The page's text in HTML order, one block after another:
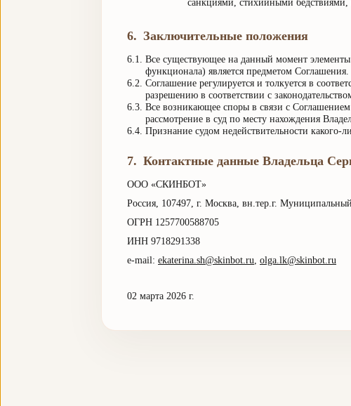
санкциями, стихийными бедствиями,
6. Заключительные положения
6.1. Все существующее на данный момент элементы
функционала) является предметом Соглашения.
6.2. Соглашение регулируется и толкуется в
разрешению в соответствии с
6.3. Все возникающее споры в связи с Соглашением
рассмотрение в суд по месту нахождения
6.4. Признание судом недействительности какого-
7. Контактные данные Владельца
ООО «СКИНБОТ»
Россия, 107497, г. Москва, вн.тер.г.
ОГРН 1257700588705
ИНН 9718291338
e-mail: ekaterina.sh@skinbot.ru, olga.lk@skinbot.ru
02 марта 2026 г.